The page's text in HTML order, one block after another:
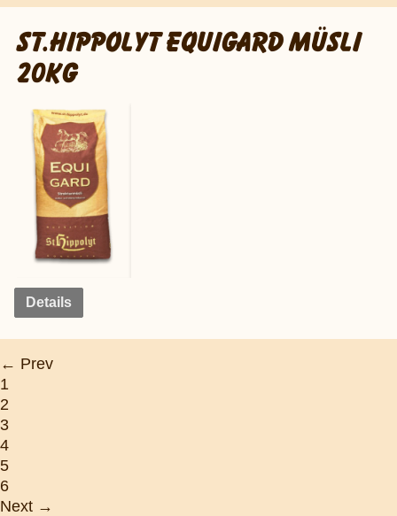
ST.HIPPOLYT EQUIGARD MÜSLI
20KG
Details
← Prev
1
2
3
4
5
6
Next →